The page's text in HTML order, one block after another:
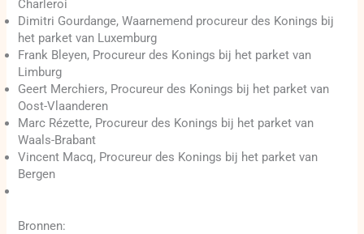
Charleroi
Dimitri Gourdange, Waarnemend procureur des Konings bij
het parket van Luxemburg
Frank Bleyen, Procureur des Konings bij het parket van
Limburg
Geert Merchiers, Procureur des Konings bij het parket van
Oost-Vlaanderen
Marc Rézette, Procureur des Konings bij het parket van
Waals-Brabant
Vincent Macq, Procureur des Konings bij het parket van
Bergen
Bronnen: